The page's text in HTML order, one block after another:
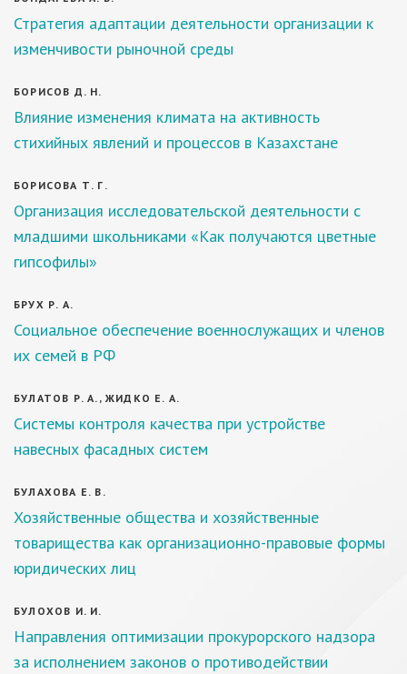
Стратегия адаптации деятельности организации к
изменчивости рыночной среды
БОРИСОВ Д. Н.
Влияние изменения климата на активность
стихийных явлений и процессов в Казахстане
БОРИСОВА Т. Г.
Организация исследовательской деятельности с
младшими школьниками «Как получаются цветные
гипсофилы»
БРУХ Р. А.
Социальное обеспечение военнослужащих и членов
их семей в РФ
БУЛАТОВ Р. А., ЖИДКО Е. А.
Системы контроля качества при устройстве
навесных фасадных систем
БУЛАХОВА Е. В.
Хозяйственные общества и хозяйственные
товарищества как организационно-правовые формы
юридических лиц
БУЛОХОВ И. И.
Направления оптимизации прокурорского надзора
за исполнением законов о противодействии